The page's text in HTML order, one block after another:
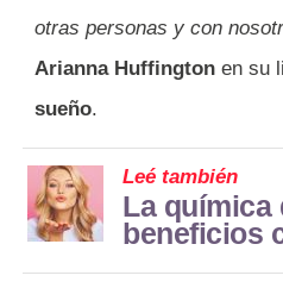
otras personas y con
Arianna Huffington en su
sueño.
Leé también
La química
beneficios